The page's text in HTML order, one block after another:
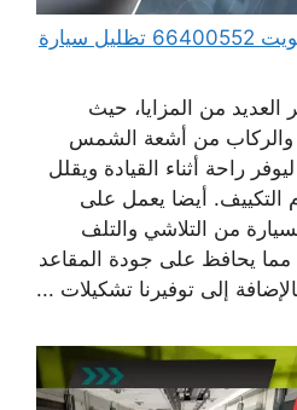
تظليل سيارات متنقل الكويت 66400552 تظليل سيارة
من المزايا، حيث
والركاب من أشعة الشمس
راحة أثناء القيادة ويقلل
التكييف. أيضا يعمل على
من التلاشي والتلف
يحافظ على جودة المقاعد
إلى توفيرنا تشكيلات ...